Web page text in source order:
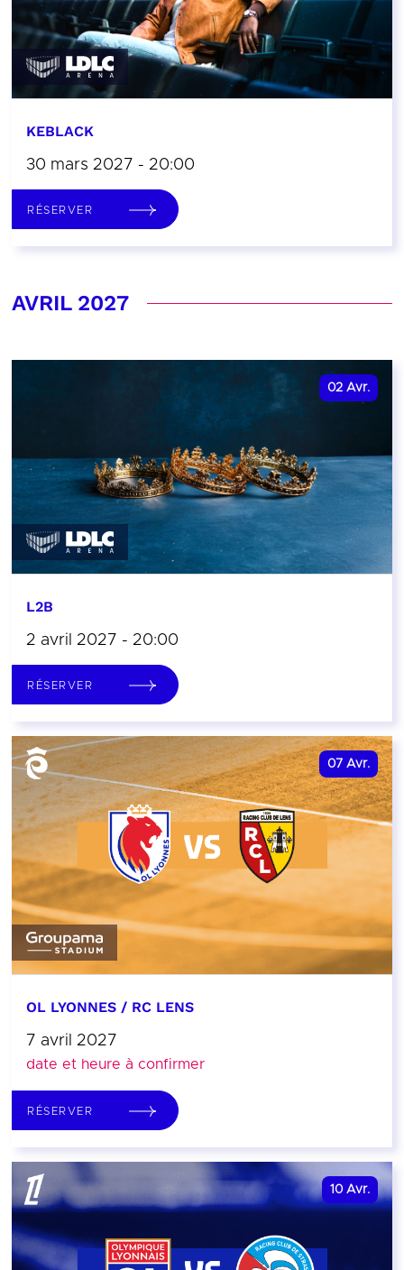
KEBLACK
30 mars 2027 - 20:00
RÉSERVER
AVRIL 2027
02 Avr.
L2B
2 avril 2027 - 20:00
RÉSERVER
07 Avr.
OL LYONNES / RC LENS
7 avril 2027
date et heure à confirmer
RÉSERVER
10 Avr.